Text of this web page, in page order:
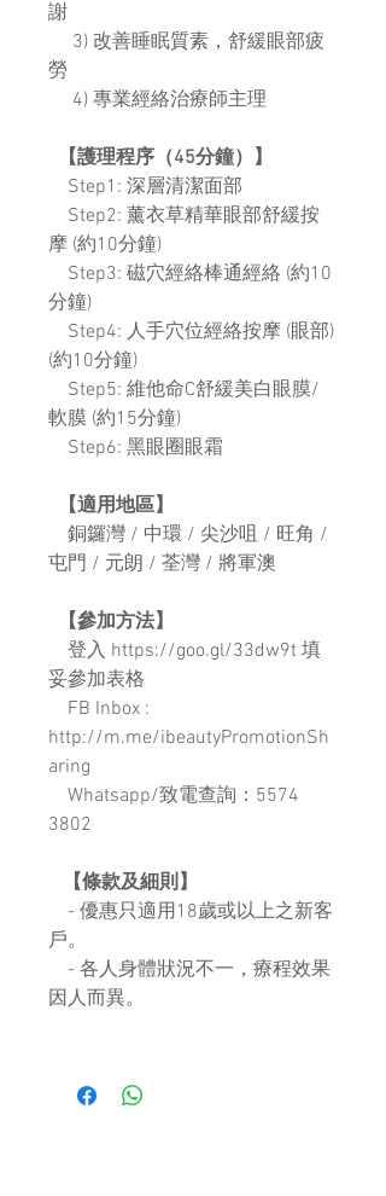
謝
3) 改善睡眠質素，舒緩眼部疲
勞
4) 專業經絡治療師主理
【護理程序（45分鐘）】
Step1: 深層清潔面部
Step2: 薰衣草精華眼部舒緩按
摩 (約10分鐘)
Step3: 磁穴經絡棒通經絡 (約10
分鐘)
Step4: 人手穴位經絡按摩 (眼部)
(約10分鐘)
Step5: 維他命C舒緩美白眼膜/
軟膜 (約15分鐘)
Step6: 黑眼圈眼霜
【適用地區】
銅鑼灣 / 中環 / 尖沙咀 / 旺角 /
屯門 / 元朗 / 荃灣 / 將軍澳
【參加方法】
登入 https://goo.gl/33dw9t 填
妥參加表格
FB Inbox :
http://m.me/ibeautyPromotionSh
aring
Whatsapp/致電查詢：5574
3802
【條款及細則】
- 優惠只適用18歲或以上之新客
戶。
- 各人身體狀況不一，療程效果
因人而異。